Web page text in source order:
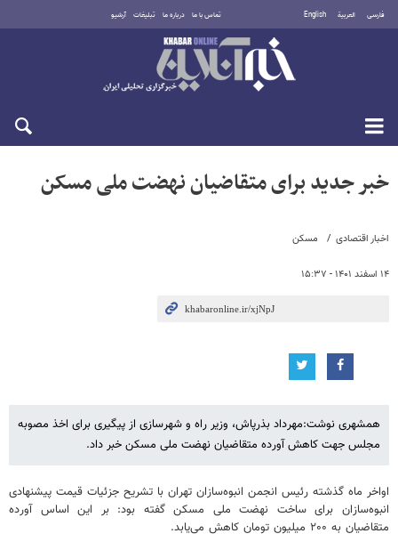
فارسی العربية English تماس با ما درباره ما تبلیغات آرشیو
یکشنبه ۱۸ مرداد ۱۴۰۵
اخبار اقتصادی مسکن
۱۴ اسفند ۱۴۰۱ - ۱۵:۳۷
خبر جدید برای متقاضیان نهضت ملی مسکن
همشهری نوشت:مهرداد بذرپاش، وزیر راه و شهرسازی از پیگیری برای اخذ مصوبه
مجلس جهت کاهش آورده متقاضیان نهضت ملی مسکن خبر داد.
اواخر ماه گذشته رئیس انجمن انبوه‌سازان تهران با تشریح جزئیات قیمت پیشنهادی
انبوه‌سازان برای ساخت نهضت ملی مسکن گفته بود:‌ بر این اساس آورده
متقاضیان به ۲۰۰ میلیون تومان کاهش می‌یابد.